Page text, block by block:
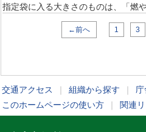
指定袋に入る大きさのものは、「燃
←前へ 1 3
交通アクセス 組織から探す
このホームページの使い方
関連